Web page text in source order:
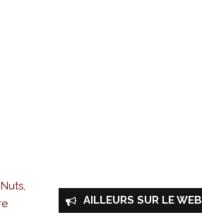
AILLEURS SUR LE WEB